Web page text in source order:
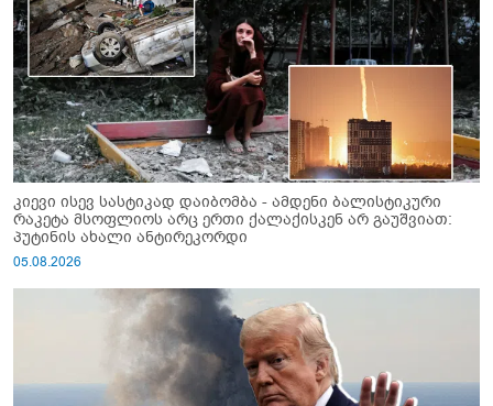
კიევი ისევ სასტიკად დაიბომბა - ამდენი ბალისტიკური
რაკეტა მსოფლიოს არც ერთი ქალაქისკენ არ გაუშვიათ:
პუტინის ახალი ანტირეკორდი
05.08.2026